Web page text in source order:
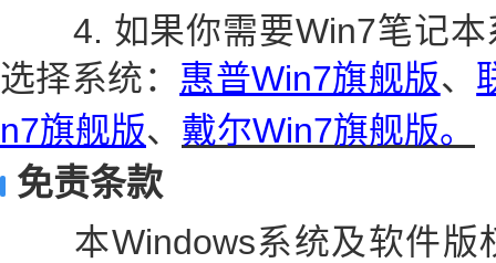
4. 如果你需要Win7笔记本
选择系统： 惠普Win7旗舰版、
n7旗舰版、 戴尔Win7旗舰版。
免责条款
本Windows系统及软件版